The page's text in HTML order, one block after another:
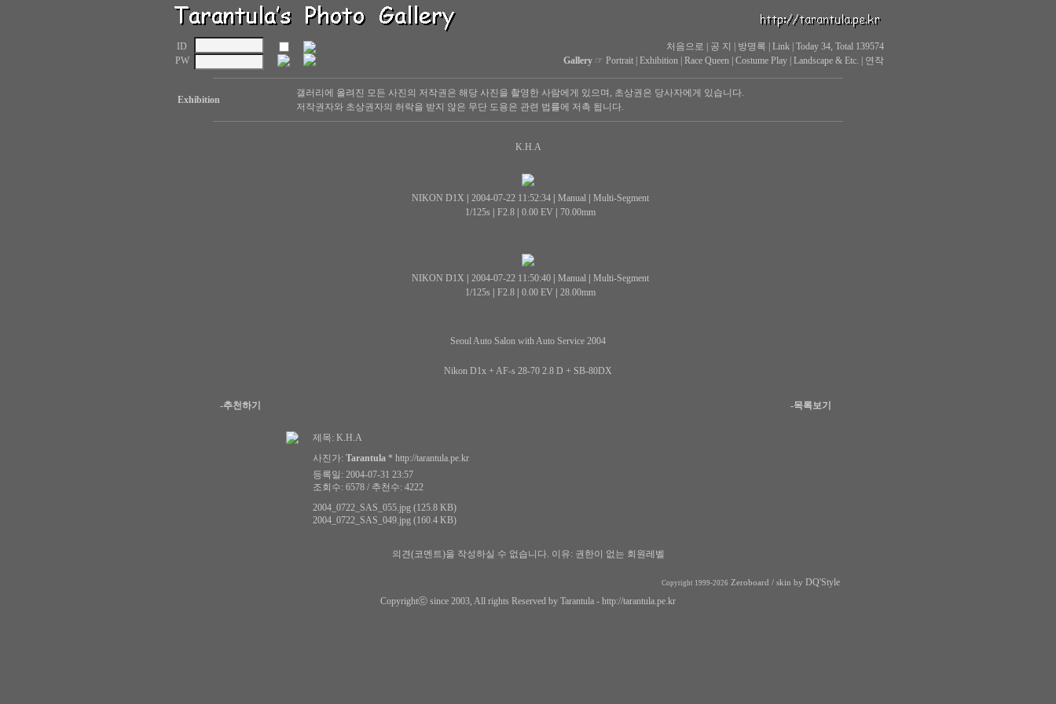
ID
PW
처음으로 공 지 방명록 Link| Today 34, Total 139574
Gallery☞ Portrait| Exhibition| Race Queen| Costume Play| Landscape & Etc. 연작
Exhibition
갤러리에 올려진 모든 사진의 저작권은 해당 사진을 촬영한 사람에게 있으며, 초상권은 당사자에게 있습니다.
저작권자와 초상권자의 허락을 받지 않은 무단 도용은 관련 법률에 저촉 됩니다.
K.H.A
NIKON D1X 2004-07-22 11:52:34| Manual| Multi-Segment
1/125s
F2.8| 0.00 EV 70.00mm
NIKON D1X 2004-07-22 11:50:40| Manual| Multi-Segment
1/125s
F2.8| 0.00 EV 28.00mm
Seoul Auto Salon with Auto Service 2004
Nikon D1x + AF-s 28-70 2.8 D + SB-80DX
-추천하기 -목록보기
제목: K.H.A
사진가: Tarantula * http://tarantula.pe.kr
등록일: 2004-07-31 23:57
조회수: 6578 / 추천수: 4222
2004_0722_SAS_055.jpg (125.8 KB)
2004_0722_SAS_049.jpg (160.4 KB)
의견(코멘트)을 작성하실 수 없습니다. 이유: 권한이 없는 회원레벨
Copyright 1999-2026 Zeroboard / skin by DQ'Style
Copyrightⓒ since 2003, All rights Reserved by Tarantula - http://tarantula.pe.kr